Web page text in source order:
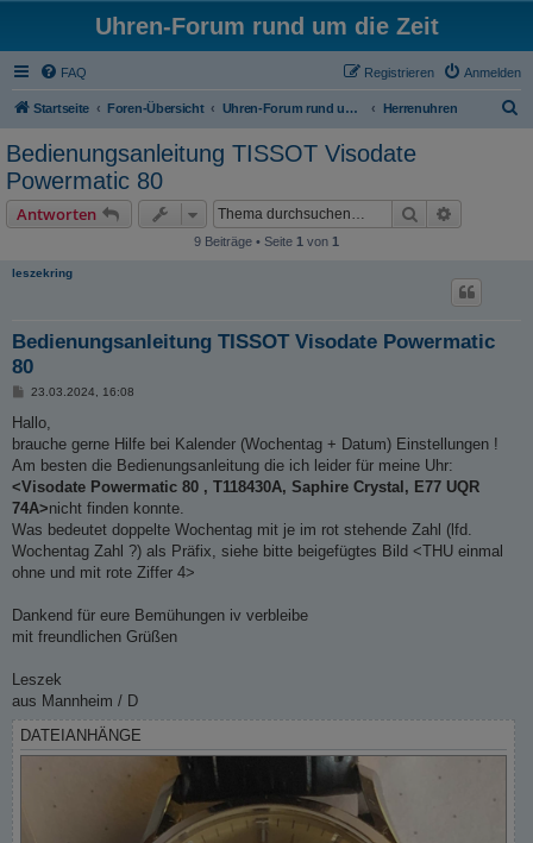
Uhren-Forum rund um die Zeit
FAQ Anmelden
Registrieren
Startseite Foren-Übersicht Uhren-Forum rund um alle Armbanduhren Herrenuhren
Bedienungsanleitung TISSOT Visodate
Powermatic 80
Antworten Suche
9 Beiträge • Seite 1 von 1
leszekring
Bedienungsanleitung TISSOT Visodate Powermatic
80
B
i
r
a
23.03.2024, 16:08
Hallo,
brauche gerne Hilfe bei Kalender (Wochentag + Datum) Einstellungen !
Am besten die Bedienungsanleitung die ich leider für meine Uhr:
<Visodate Powermatic 80 , T118430A, Saphire Crystal, E77 UQR
74A>nicht finden konnte.
Was bedeutet doppelte Wochentag mit je im rot stehende Zahl (lfd.
Wochentag Zahl ?) als Präfix, siehe bitte beigefügtes Bild <THU einmal
ohne und mit rote Ziffer 4>
Dankend für eure Bemühungen iv verbleibe
mit freundlichen Grüßen
Leszek
aus Mannheim / D
DATEIANHÄNGE